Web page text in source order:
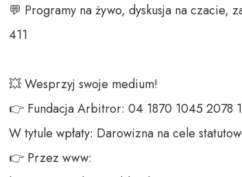
💬 Programy na żywo, dyskusja na czacie,
411
💥 Wesprzyj swoje medium!
👉 Fundacja Arbitror: 04 1870 1045 2078
W tytule wpłaty: Darowizna na cele
👉 Przez www: